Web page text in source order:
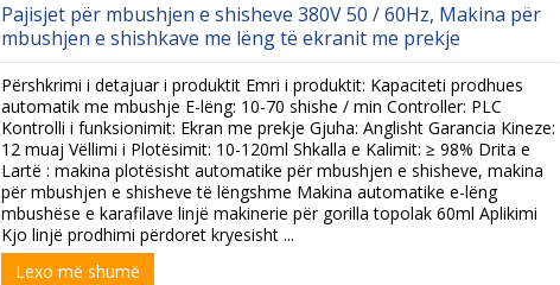
Pajisjet për mbushjen e shisheve 380V 50 / 60Hz, Makina për
mbushjen e shishkave me lëng të ekranit me prekje
Përshkrimi i detajuar i produktit Emri i produktit: Kapaciteti prodhues
automatik me mbushje E-lëng: 10-70 shishe / min Controller: PLC
Kontrolli i funksionimit: Ekran me prekje Gjuha: Anglisht Garancia Kineze:
12 muaj Vëllimi i Plotësimit: 10-120ml Shkalla e Kalimit: ≥ 98% Drita e
Lartë : makina plotësisht automatike për mbushjen e shisheve, makina
për mbushjen e shisheve të lëngshme Makina automatike e-lëng
mbushëse e karafilave linjë makinerie për gorilla topolak 60ml Aplikimi
Kjo linjë prodhimi përdoret kryesisht ...
Lexo më shumë